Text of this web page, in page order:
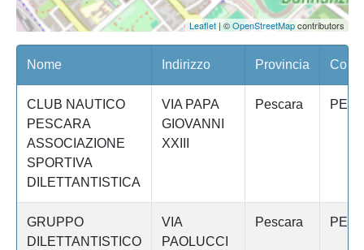
Leaflet| ©OpenStreetMapcontributors
Nome Indirizzo Provincia
CLUB NAUTICO
PESCARA
ASSOCIAZIONE
SPORTIVA
DILETTANTISTICA
VIA PAPA
GIOVANNI
XXIII
Pescara
GRUPPO
DILETTANTISTICO
VIA
PAOLUCCI
Pescara